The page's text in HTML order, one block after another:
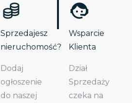
Sprzedajesz
nieruchomość?
Dodaj
ogłoszenie
do naszej
Wsparcie
Klienta
Dział
Sprzedaży
czeka na